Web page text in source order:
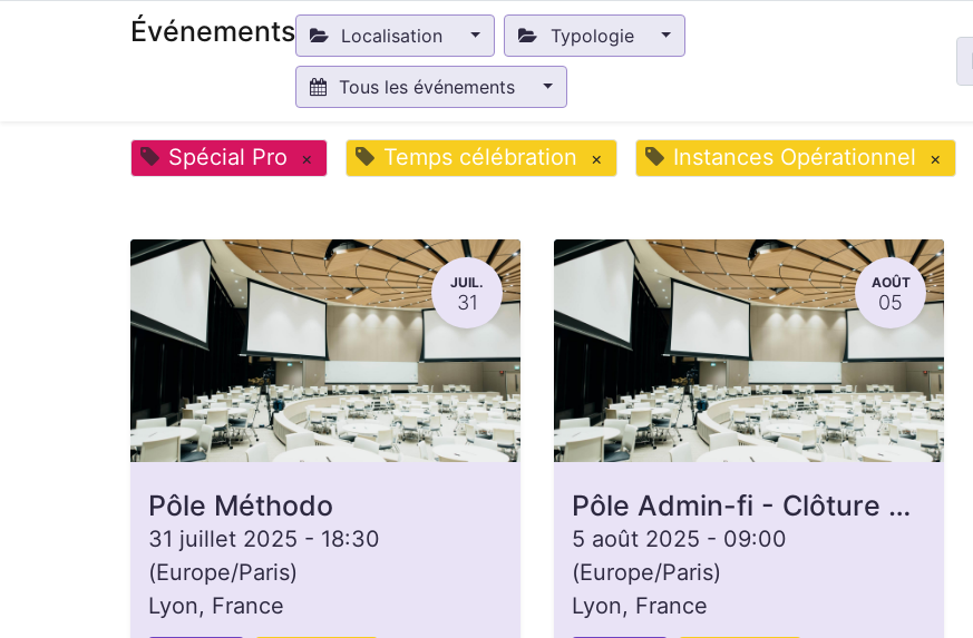
Événements Localisation Typologie
Tous les événements
Spécial Pro × Temps célébration × Instances Opérationnel ×
JUIL.
31
Pôle Méthodo
31 juillet 2025 - 18:30
(Europe/Paris)
Lyon, France
AOÛT
05
Pôle Admin-fi - Clôture de caisse
5 août 2025 - 09:00
(Europe/Paris)
Lyon, France